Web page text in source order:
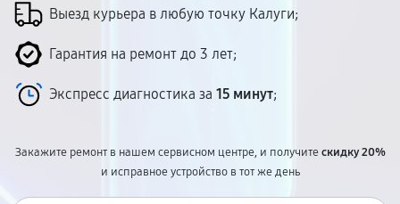
Выезд курьера в любую точку Калуги;
Гарантия на ремонт до 3 лет;
Экспресс диагностика за 15 минут;
Закажите ремонт в нашем сервисном центре, и получитескидку 20%
и исправное устройство в тот же день